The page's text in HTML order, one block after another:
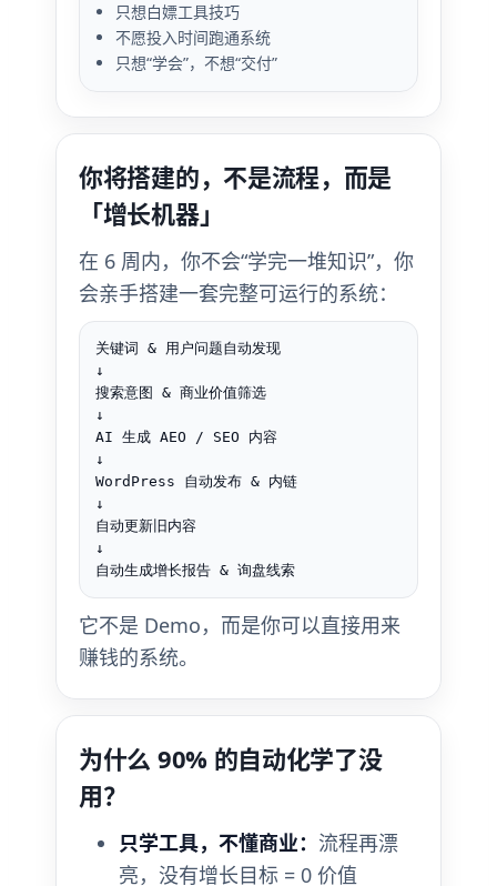
只想白嫖工具技巧
不愿投入时间跑通系统
只想“学会”，不想“交付”
你将搭建的，不是流程，而是
「增长机器」
在 6 周内，你不会“学完一堆知识”，你
会亲手搭建一套完整可运行的系统：
关键词 & 用户问题自动发现
↓
搜索意图 & 商业价值筛选
↓
AI 生成 AEO / SEO 内容
↓
WordPress 自动发布 & 内链
↓
自动更新旧内容
↓
自动生成增长报告 & 询盘线索
它不是 Demo，而是你可以直接用来
赚钱的系统。
为什么 90% 的自动化学了没
用？
只学工具，不懂商业： 流程再漂
亮，没有增长目标 = 0 价值